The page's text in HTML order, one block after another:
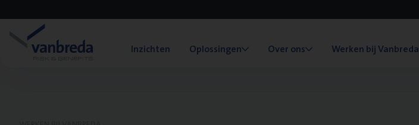
Inzichten Oplossingen Over ons Werken bij Vanbreda